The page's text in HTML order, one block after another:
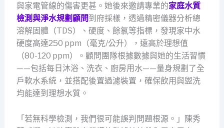
與家電管線的傷害更甚。她後來邀請專業的家庭水質
檢測與淨水規劃顧問到府採樣，透過精密儀器分析總
溶解固體（TDS）、硬度、餘氯等指標，發現家中水
硬度高達250 ppm（毫克/公升），遠高於理想值
（80-120 ppm）。顧問團隊根據數據與她的生活習慣
——包括每日沐浴、洗衣、廚房用水——量身規劃了全
戶軟水系統，並搭配後置過濾裝置，確保飲用與盥洗
均能達到理想水質。
「若無科學檢測，我們很可能誤判問題根源。」陳秀